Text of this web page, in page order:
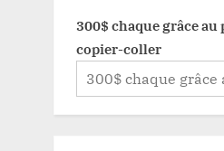
300$ chaque grâce
copier-coller